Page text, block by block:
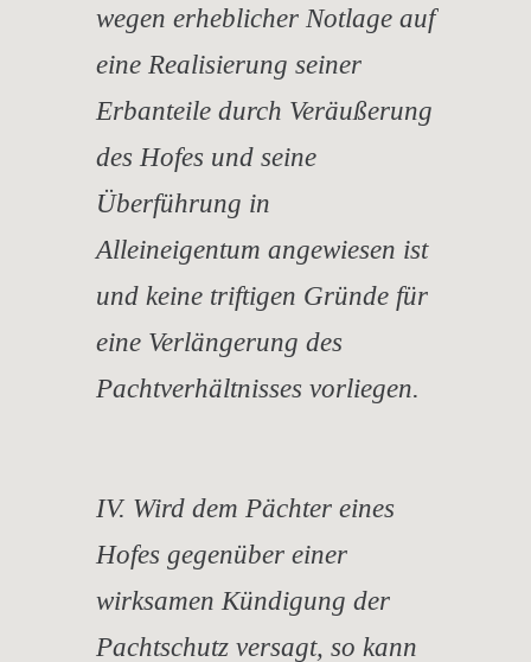
wegen erheblicher Notlage auf
eine Realisierung seiner
Erbanteile durch Veräußerung
des Hofes und seine
Überführung in
Alleineigentum angewiesen ist
und keine triftigen Gründe für
eine Verlängerung des
Pachtverhältnisses vorliegen.
IV. Wird dem Pächter eines
Hofes gegenüber einer
wirksamen Kündigung der
Pachtschutz versagt, so kann